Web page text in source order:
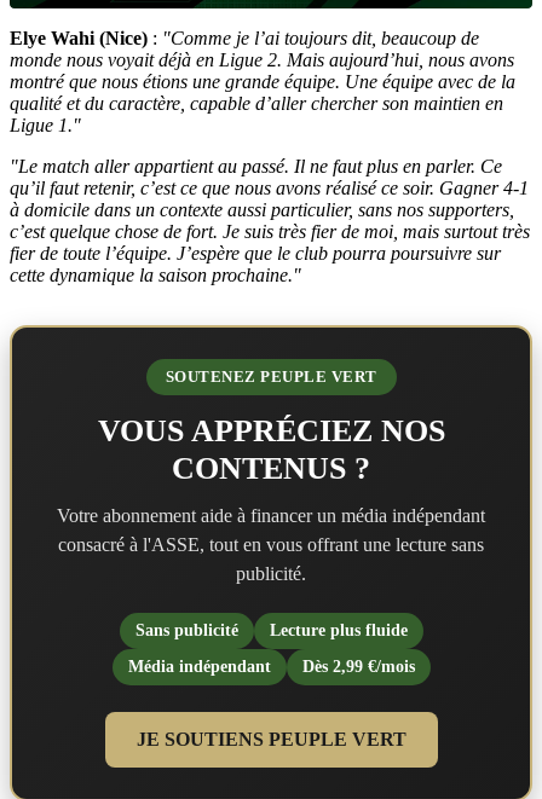
Elye Wahi (Nice) : "Comme je l’ai toujours dit, beaucoup de
monde nous voyait déjà en Ligue 2. Mais aujourd’hui, nous avons
montré que nous étions une grande équipe. Une équipe avec de la
qualité et du caractère, capable d’aller chercher son maintien en
Ligue 1."
"Le match aller appartient au passé. Il ne faut plus en parler. Ce
qu’il faut retenir, c’est ce que nous avons réalisé ce soir. Gagner 4-1
à domicile dans un contexte aussi particulier, sans nos supporters,
c’est quelque chose de fort. Je suis très fier de moi, mais surtout très
fier de toute l’équipe. J’espère que le club pourra poursuivre sur
cette dynamique la saison prochaine."
SOUTENEZ PEUPLE VERT
VOUS APPRÉCIEZ NOS
CONTENUS ?
Votre abonnement aide à financer un média indépendant
consacré à l'ASSE, tout en vous offrant une lecture sans
publicité.
Sans publicité
Lecture plus fluide
Média indépendant
Dès 2,99 €/mois
JE SOUTIENS PEUPLE VERT